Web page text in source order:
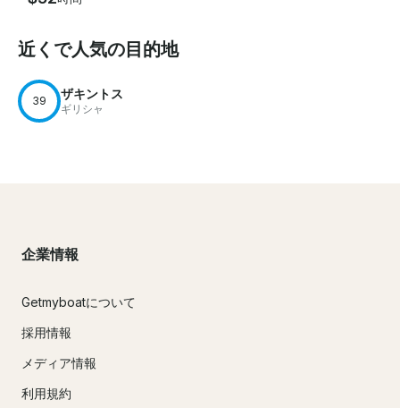
近くで人気の目的地
39 ザキントス
ギリシャ
企業情報
Getmyboatについて
採用情報
メディア情報
利用規約